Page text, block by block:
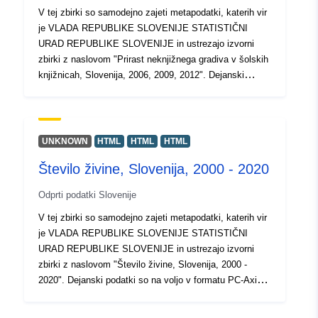
V tej zbirki so samodejno zajeti metapodatki, katerih vir
je VLADA REPUBLIKE SLOVENIJE STATISTIČNI
URAD REPUBLIKE SLOVENIJE in ustrezajo izvorni
zbirki z naslovom "Prirast neknjižnega gradiva v šolskih
knjižnicah, Slovenija, 2006, 2009, 2012". Dejanski
izvornega portala za vpogled in izbor podatkov, na voljo
pa je tudi program PX-Win, ki si ga lahko brezplačno
spreminjanje oblike izpisa in shranjevanje v različne
neomejene velikosti ter nekaj osnovnih statističnih
analiz in grafičnih prikazov.
UNKNOWN HTML HTML HTML
Število živine, Slovenija, 2000 - 2020
Odprti podatki Slovenije
V tej zbirki so samodejno zajeti metapodatki, katerih vir
je VLADA REPUBLIKE SLOVENIJE STATISTIČNI
URAD REPUBLIKE SLOVENIJE in ustrezajo izvorni
zbirki z naslovom "Število živine, Slovenija, 2000 -
2020". Dejanski podatki so na voljo v formatu PC-Axis